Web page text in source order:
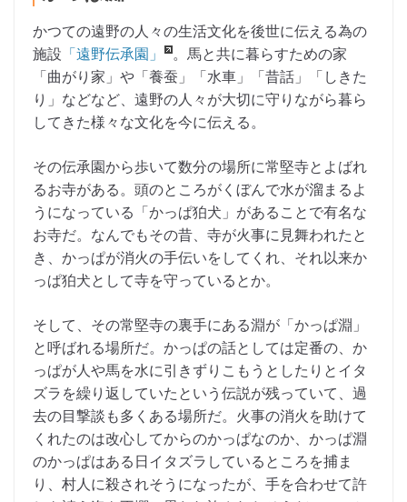
かつての遠野の人々の生活文化を後世に伝える為の
施設 「遠野伝承園」
。馬と共に暮らすための家
「曲がり家」や「養蚕」「水車」「昔話」「しきた
り」などなど、遠野の人々が大切に守りながら暮ら
してきた様々な文化を今に伝える。
その伝承園から歩いて数分の場所に常堅寺とよばれ
るお寺がある。頭のところがくぼんで水が溜まるよ
うになっている「かっぱ狛犬」があることで有名な
お寺だ。なんでもその昔、寺が火事に見舞われたと
き、かっぱが消火の手伝いをしてくれ、それ以来か
っぱ狛犬として寺を守っているとか。
そして、その常堅寺の裏手にある淵が「かっぱ淵」
と呼ばれる場所だ。かっぱの話としては定番の、か
っぱが人や馬を水に引きずりこもうとしたりとイタ
ズラを繰り返していたという伝説が残っていて、過
去の目撃談も多くある場所だ。火事の消火を助けて
くれたのは改心してからのかっぱなのか、かっぱ淵
のかっぱはある日イタズラしているところを捕ま
り、村人に殺されそうになったが、手を合わせて許